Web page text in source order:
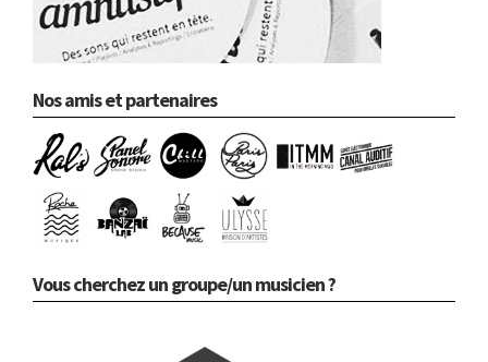
Nos amis et partenaires
Vous cherchez un groupe/un musicien ?